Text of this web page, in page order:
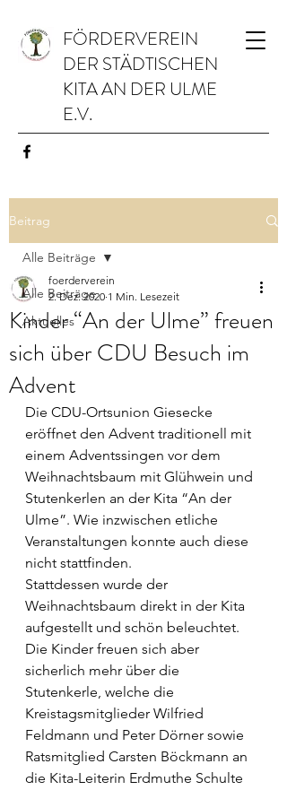
FÖRDERVEREIN
DER STÄDTISCHEN
KITA AN DER ULME
E.V.
Beitrag
Alle Beiträge
Aktuelles
Alle Beiträge
Kinder “An der Ulme” freuen
sich über CDU Besuch im
Advent
foerderverein
2. Dez. 2020 1 Min. Lesezeit
Die CDU-Ortsunion Giesecke
eröffnet den Advent traditionell mit
einem Adventssingen vor dem
Weihnachtsbaum mit Glühwein und
Stutenkerlen an der Kita “An der
Ulme”. Wie inzwischen etliche
Veranstaltungen konnte auch diese
nicht stattfinden.
Stattdessen wurde der
Weihnachtsbaum direkt in der Kita
aufgestellt und schön beleuchtet.
Die Kinder freuen sich aber
sicherlich mehr über die
Stutenkerle, welche die
Kreistagsmitglieder Wilfried
Feldmann und Peter Dörner sowie
Ratsmitglied Carsten Böckmann an
die Kita-Leiterin Erdmuthe Schulte